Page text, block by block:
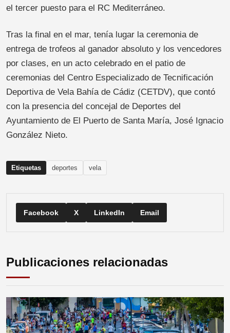
el tercer puesto para el RC Mediterráneo.
Tras la final en el mar, tenía lugar la ceremonia de
entrega de trofeos al ganador absoluto y los vencedores
por clases, en un acto celebrado en el patio de
ceremonias del Centro Especializado de Tecnificación
Deportiva de Vela Bahía de Cádiz (CETDV), que contó
con la presencia del concejal de Deportes del
Ayuntamiento de El Puerto de Santa María, José Ignacio
González Nieto.
Etiquetas deportes vela
Facebook X LinkedIn Email
Publicaciones relacionadas